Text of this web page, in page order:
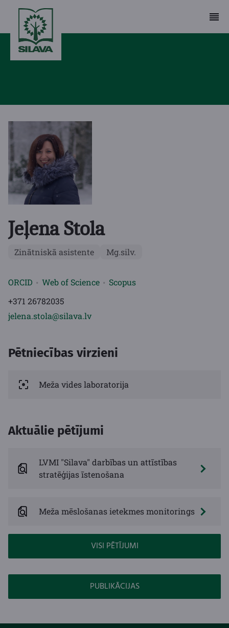
Jeļena Stola
Zinātniskā asistente Mg.silv.
ORCID Web of Science
Scopus
+371 26782035
jelena.stola@silava.lv
Pētniecības virzieni
Meža vides laboratorija
Aktuālie pētījumi
LVMI "Silava" darbības un attīstības
stratēģijas īstenošana
Meža mēslošanas ietekmes monitorings
VISI PĒTĪJUMI
PUBLIKĀCIJAS